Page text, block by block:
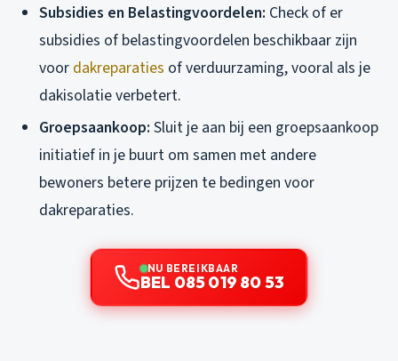
Subsidies en Belastingvoordelen: Check of er
subsidies of belastingvoordelen beschikbaar zijn
voor dakreparaties of verduurzaming, vooral als je
dakisolatie verbetert.
Groepsaankoop: Sluit je aan bij een groepsaankoop
initiatief in je buurt om samen met andere
bewoners betere prijzen te bedingen voor
dakreparaties.
NU BEREIKBAAR
BEL 085 019 80 53